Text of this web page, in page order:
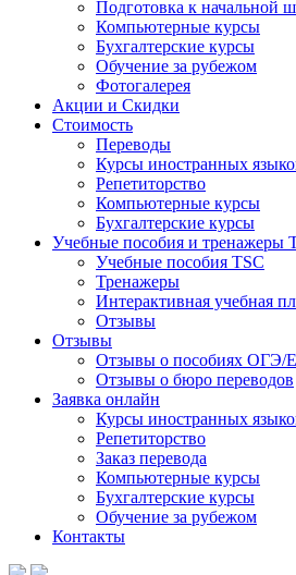
Подготовка к начальной
Компьютерные курсы
Бухгалтерские курсы
Обучение за рубежом
Фотогалерея
Акции и Скидки
Стоимость
Переводы
Курсы иностранных
Репетиторство
Компьютерные курсы
Бухгалтерские курсы
Учебные пособия и тренажеры
Учебные пособия TSC
Тренажеры
Интерактивная учебная
Отзывы
Отзывы
Отзывы о пособиях ОГЭ/
Отзывы о бюро переводов
Заявка онлайн
Курсы иностранных
Репетиторство
Заказ перевода
Компьютерные курсы
Бухгалтерские курсы
Обучение за рубежом
Контакты